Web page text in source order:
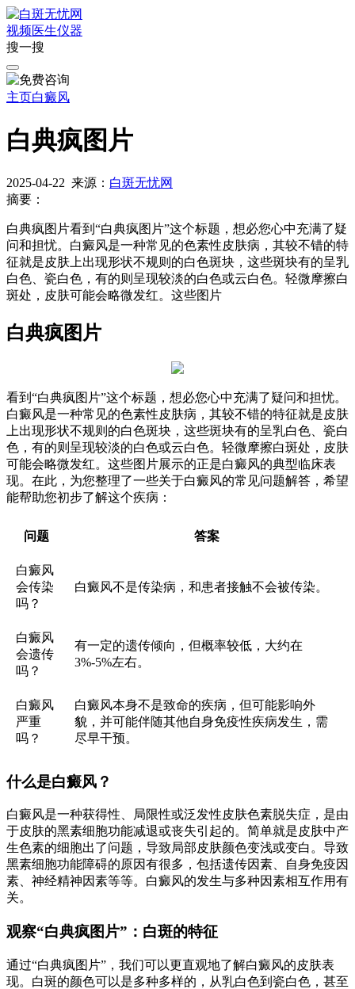
视频医生仪器
搜一搜
主页白癜风
白典疯图片
2025-04-22 来源： 白斑无忧网
摘要：
白典疯图片看到“白典疯图片”这个标题，想必您心中充满了疑
问和担忧。白癜风是一种常见的色素性皮肤病，其较不错的特
征就是皮肤上出现形状不规则的白色斑块，这些斑块有的呈乳
白色、瓷白色，有的则呈现较淡的白色或云白色。轻微摩擦白
斑处，皮肤可能会略微发红。这些图片
白典疯图片
看到“白典疯图片”这个标题，想必您心中充满了疑问和担忧。
白癜风是一种常见的色素性皮肤病，其较不错的特征就是皮肤
上出现形状不规则的白色斑块，这些斑块有的呈乳白色、瓷白
色，有的则呈现较淡的白色或云白色。轻微摩擦白斑处，皮肤
可能会略微发红。这些图片展示的正是白癜风的典型临床表
现。在此，为您整理了一些关于白癜风的常见问题解答，希望
能帮助您初步了解这个疾病：
问题 答案
白癜风
会传染
吗？
白癜风不是传染病，和患者接触不会被传染。
白癜风
会遗传
吗？
有一定的遗传倾向，但概率较低，大约在
3%-5%左右。
白癜风
严重
吗？
白癜风本身不是致命的疾病，但可能影响外
貌，并可能伴随其他自身免疫性疾病发生，需
尽早干预。
什么是白癜风？
白癜风是一种获得性、局限性或泛发性皮肤色素脱失症，是由
于皮肤的黑素细胞功能减退或丧失引起的。简单就是皮肤中产
生色素的细胞出了问题，导致局部皮肤颜色变浅或变白。导致
黑素细胞功能障碍的原因有很多，包括遗传因素、自身免疫因
素、神经精神因素等等。白癜风的发生与多种因素相互作用有
关。
观察“白典疯图片”：白斑的特征
通过“白典疯图片”，我们可以更直观地了解白癜风的皮肤表
现。白斑的颜色可以是多种多样的，从乳白色到瓷白色，甚至